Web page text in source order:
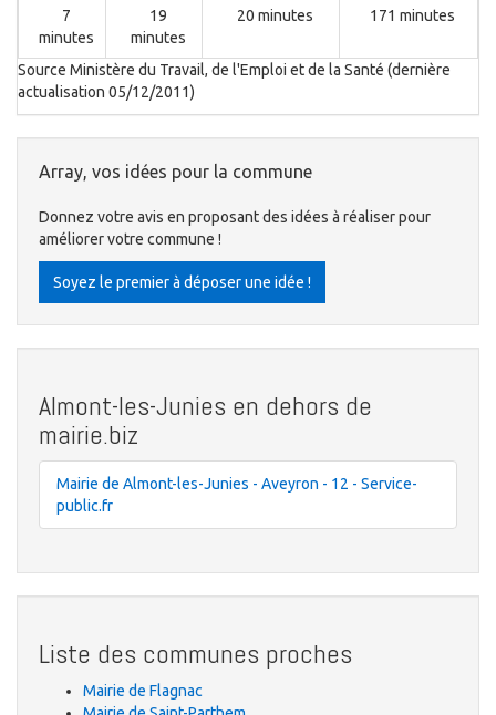
7
minutes
19
minutes
20 minutes 171 minutes
Source Ministère du Travail, de l'Emploi et de la Santé (dernière
actualisation 05/12/2011)
Array, vos idées pour la commune
Donnez votre avis en proposant des idées à réaliser pour
améliorer votre commune !
Soyez le premier à déposer une idée !
Almont-les-Junies en dehors de
mairie.biz
Mairie de Almont-les-Junies - Aveyron - 12 - Service-
public.fr
Liste des communes proches
Mairie de Flagnac